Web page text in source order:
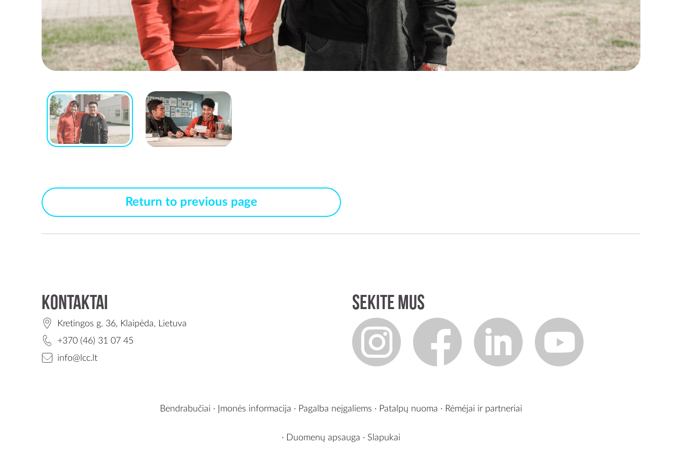
Return to previous page
Kontaktai
Kretingos g. 36, Klaipėda, Lietuva
+370 (46) 31 07 45
info@lcc.lt
Sekite mus
Bendrabučiai · Įmonės informacija · Pagalba neįgaliems · Patalpų nuoma · Rėmėjai ir partneriai
· Duomenų apsauga · Slapukai